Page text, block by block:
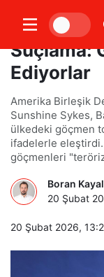
ABD’li
Suçlama:
Ediyorlar
Amerika Birleşik
Sunshine Sykes,
ülkedeki göçmen
ifadelerle
göçmenleri
Boran
20 Şubat
20 Şubat 2026,